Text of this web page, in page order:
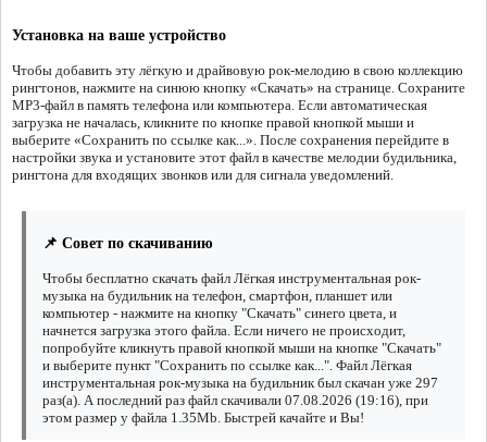
Установка на ваше устройство
Чтобы добавить эту лёгкую и драйвовую рок-мелодию в свою коллекцию
рингтонов, нажмите на синюю кнопку «Скачать» на странице. Сохраните
MP3-файл в память телефона или компьютера. Если автоматическая
загрузка не началась, кликните по кнопке правой кнопкой мыши и
выберите «Сохранить по ссылке как...». После сохранения перейдите в
настройки звука и установите этот файл в качестве мелодии будильника,
рингтона для входящих звонков или для сигнала уведомлений.
📌 Совет по скачиванию
Чтобы бесплатно скачать файл Лёгкая инструментальная рок-
музыка на будильник на телефон, смартфон, планшет или
компьютер - нажмите на кнопку "Скачать" синего цвета, и
начнется загрузка этого файла. Если ничего не происходит,
попробуйте кликнуть правой кнопкой мыши на кнопке "Скачать"
и выберите пункт "Сохранить по ссылке как...". Файл Лёгкая
инструментальная рок-музыка на будильник был скачан уже 297
раз(а). А последний раз файл скачивали 07.08.2026 (19:16), при
этом размер у файла 1.35Mb. Быстрей качайте и Вы!